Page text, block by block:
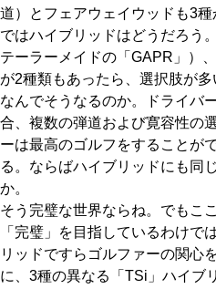
道）とフェアウェイウッドも3種
ではハイブリッドはどうだろう
テーラーメイドの「GAPR」）
が2種類もあったら、選択肢が多
なんでそうなるのか。ドライバ
合、複数の弾道および寛容性の
ーは最高のゴルフをすることが
る。ならばハイブリッドにも同
か。
そう完璧な世界ならね。でもこ
「完璧」を目指しているわけで
リッドですらゴルファーの関心
に、3種の異なる「TSi」ハイブ